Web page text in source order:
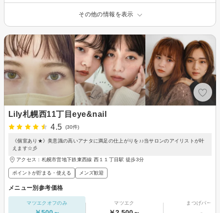
その他の情報を表示
Lily札幌西11丁目eye&nail
4.5
(30件)
《個室あり★》美意識の高いアナタに満足の仕上がりを♪♪当サロンのアイリストが叶
えます☆彡
アクセス：札幌市営地下鉄東西線 西１１丁目駅 徒歩3分
ポイントが貯まる・使える メンズ歓迎
メニュー別参考価格
マツエクオフのみ マツエク まつげパーマ